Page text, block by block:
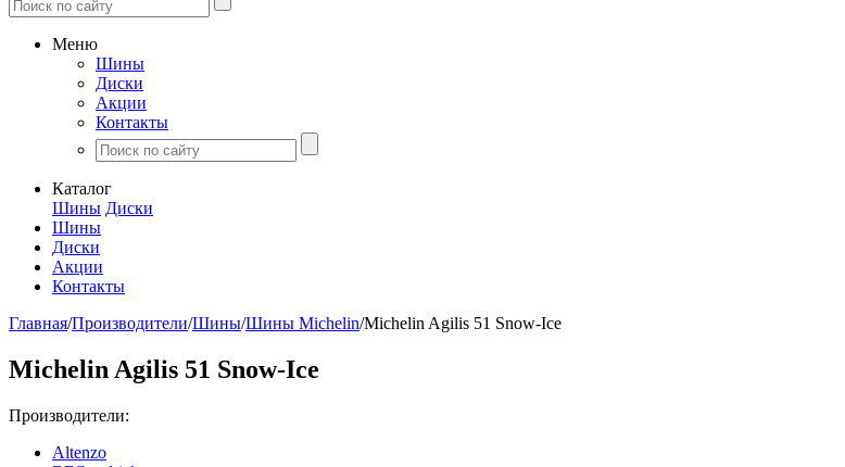
Меню
Шины
Диски
Акции
Контакты
Каталог
Шины Диски
Шины
Диски
Акции
Контакты
Главная/Производители/Шины/Шины Michelin/Michelin Agilis 51 Snow-Ice
Michelin Agilis 51 Snow-Ice
Производители:
Altenzo